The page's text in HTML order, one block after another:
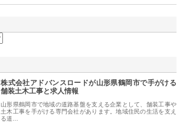
株式会社アドバンスロードが山形県鶴岡市で手がける
舗装土木工事と求人情報
山形県鶴岡市で地域の道路基盤を支える企業として、舗装工事や
土木工事を手がける専門会社があります。地域住民の生活を支え
る道…